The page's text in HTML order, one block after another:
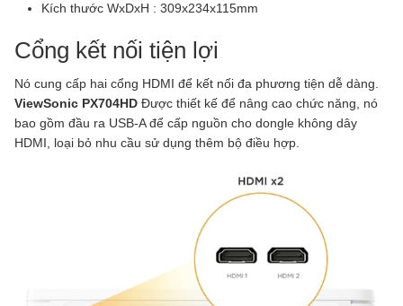
Kích thước WxDxH : 309x234x115mm
Cổng kết nối tiện lợi
Nó cung cấp hai cổng HDMI để kết nối đa phương tiện dễ dàng.
ViewSonic PX704HD Được thiết kế để nâng cao chức năng, nó
bao gồm đầu ra USB-A để cấp nguồn cho dongle không dây
HDMI, loại bỏ nhu cầu sử dụng thêm bộ điều hợp.